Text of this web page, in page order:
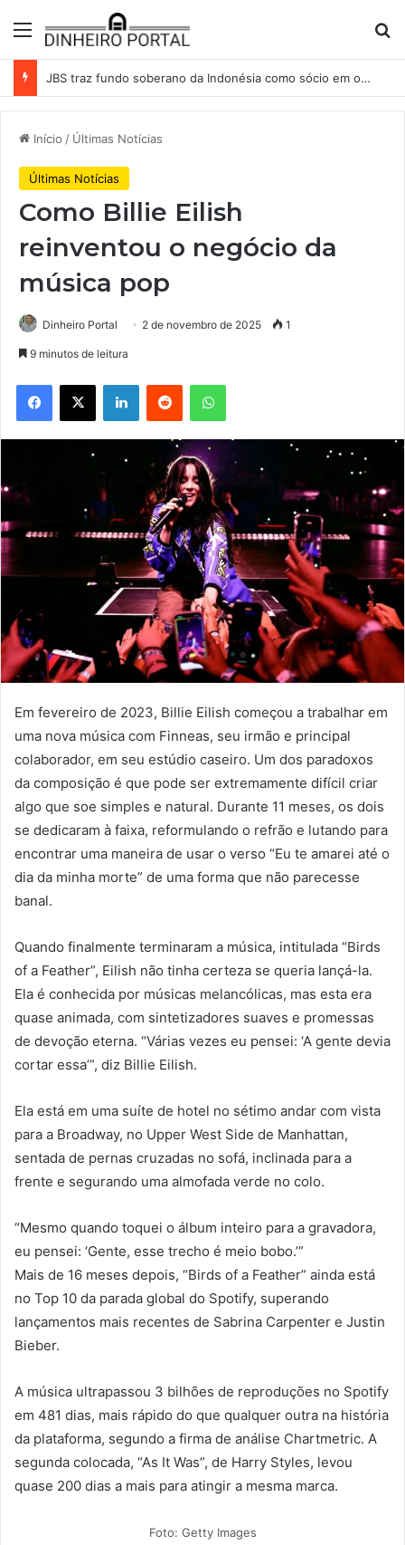
Menu
JBS traz fundo soberano da Indonésia como sócio em operação de US$ 2,5 bilhões
Início / Últimas Notícias
Últimas Notícias
Como Billie Eilish
reinventou o negócio da
música pop
Dinheiro Portal 2 de novembro de 2025 1
9 minutos de leitura
Facebook
X LinkedinReddit WhatsApp
Em fevereiro de 2023, Billie Eilish começou a trabalhar em
uma nova música com Finneas, seu irmão e principal
colaborador, em seu estúdio caseiro. Um dos paradoxos
da composição é que pode ser extremamente difícil criar
algo que soe simples e natural. Durante 11 meses, os dois
se dedicaram à faixa, reformulando o refrão e lutando para
encontrar uma maneira de usar o verso “Eu te amarei até o
dia da minha morte” de uma forma que não parecesse
banal.
Quando finalmente terminaram a música, intitulada “Birds
of a Feather”, Eilish não tinha certeza se queria lançá-la.
Ela é conhecida por músicas melancólicas, mas esta era
quase animada, com sintetizadores suaves e promessas
de devoção eterna. “Várias vezes eu pensei: ‘A gente devia
cortar essa’”, diz Billie Eilish.
Ela está em uma suíte de hotel no sétimo andar com vista
para a Broadway, no Upper West Side de Manhattan,
sentada de pernas cruzadas no sofá, inclinada para a
frente e segurando uma almofada verde no colo.
“Mesmo quando toquei o álbum inteiro para a gravadora,
eu pensei: ‘Gente, esse trecho é meio bobo.’”
Mais de 16 meses depois, “Birds of a Feather” ainda está
no Top 10 da parada global do Spotify, superando
lançamentos mais recentes de Sabrina Carpenter e Justin
Bieber.
A música ultrapassou 3 bilhões de reproduções no Spotify
em 481 dias, mais rápido do que qualquer outra na história
da plataforma, segundo a firma de análise Chartmetric. A
segunda colocada, “As It Was”, de Harry Styles, levou
quase 200 dias a mais para atingir a mesma marca.
Foto: Getty Images